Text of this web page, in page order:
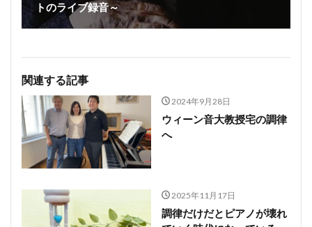
トのライブ録音～
関連する記事
2024年9月28日
ウィーン音大教授宅の調律
へ
2025年11月17日
調律だけだとピアノが壊れ